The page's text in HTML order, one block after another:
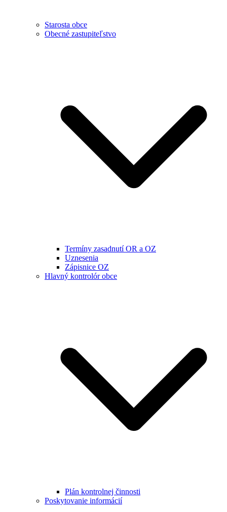
Starosta obce
Obecné zastupiteľstvo
Termíny zasadnutí OR a OZ
Uznesenia
Zápisnice OZ
Hlavný kontrolór obce
Plán kontrolnej činnosti
Poskytovanie informácií